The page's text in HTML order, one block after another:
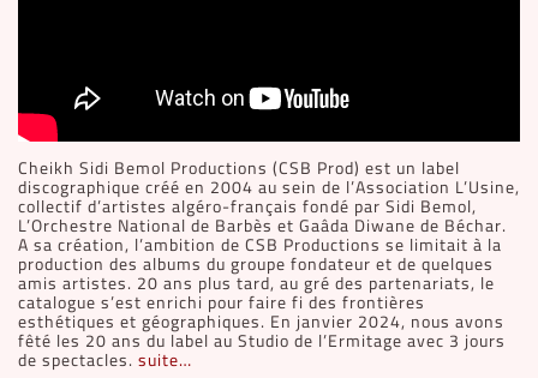
Cheikh Sidi Bemol Productions (CSB Prod) est un label
discographique créé en 2004 au sein de l’Association L’Usine,
collectif d’artistes algéro-français fondé par Sidi Bemol,
L’Orchestre National de Barbès et Gaâda Diwane de Béchar.
A sa création, l’ambition de CSB Productions se limitait à la
production des albums du groupe fondateur et de quelques
amis artistes. 20 ans plus tard, au gré des partenariats, le
catalogue s’est enrichi pour faire fi des frontières
esthétiques et géographiques. En janvier 2024, nous avons
fêté les 20 ans du label au Studio de l’Ermitage avec 3 jours
de spectacles.suite…